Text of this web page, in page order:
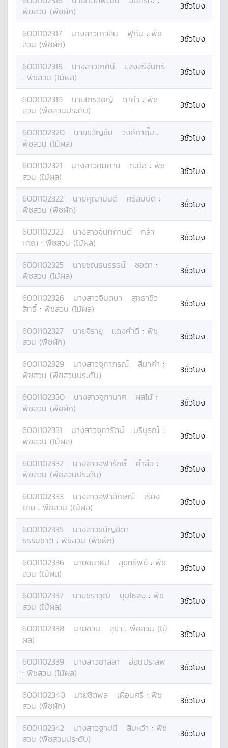
พืชสวน (พืชผัก)
3ชั่วโมง
6001102317 นางสาวเกวลิน ฟูกัน : พืช
สวน (พืชผัก)
3ชั่วโมง
6001102318 นางสาวเกศินี
แสงสรีจันทร์
: พืชสวน (ไม้ผล) 3ชั่วโมง
6001102319 นายไกรวิชญ์ ดาคำ : พืช
สวน (พืชสวนประดับ)
3ชั่วโมง
6001102320 นายขวัญชัย วงค์ถาติ๊บ :
พืชสวน (ไม้ผล)
3ชั่วโมง
6001102321 นางสาวคมคาย ทะบือ : พืช
สวน (ไม้ผล)
3ชั่วโมง
6001102322 นายคุณานนต์ ศรีสมบัติ :
พืชสวน (พืชผัก)
3ชั่วโมง
6001102323 นางสาวจันทกานต์
กล้า
หาญ : พืชสวน (ไม้ผล) 3ชั่วโมง
6001102325 นายชณธนรรธน์ ซอตา :
พืชสวน (ไม้ผล)
3ชั่วโมง
6001102326 นางสาวจินตนา
สุทธาชีว
สิทธิ์ : พืชสวน (ไม้ผล) 3ชั่วโมง
6001102327 นายจิรายุ แดงคำดี : พืช
สวน (พืชผัก)
3ชั่วโมง
6001102329 นางสาวจุฑาภรณ์ สีมาคำ :
พืชสวน (พืชสวนประดับ)
3ชั่วโมง
6001102330 นางสาวจุฑามาศ ผลไม้ :
พืชสวน (พืชผัก)
3ชั่วโมง
6001102331 นางสาวจุฑารัตน์ บริบูรณ์ :
พืชสวน (ไม้ผล)
3ชั่วโมง
6001102332 นางสาวจุฬารักษ์ คำลือ :
พืชสวน (พืชสวนประดับ)
3ชั่วโมง
6001102333 นางสาวจุฬาลักษณ์
เรียง
ยาย : พืชสวน (ไม้ผล) 3ชั่วโมง
6001102335 นางสาวชนัญชิดา
ธรรมชาติ : พืชสวน (พืชผัก) 3ชั่วโมง
6001102336 นายชนาธิป สุขทรัพย์ : พืช
สวน (ไม้ผล)
3ชั่วโมง
6001102337 นายชราวุฒิ ยุบไธสง : พืช
สวน (ไม้ผล)
3ชั่วโมง
6001102338 นายชวิน สุข่า : พืชสวน (ไม้
ผล)
3ชั่วโมง
6001102339 นางสาวชาลิสา
อ่อนประสพ
: พืชสวน (ไม้ผล) 3ชั่วโมง
6001102340 นายชิตพล เผื่อนศรี : พืช
สวน (พืชผัก)
3ชั่วโมง
6001102342 นางสาวฐาปนี สิบหว้า : พืช
สวน (พืชสวนประดับ)
3ชั่วโมง